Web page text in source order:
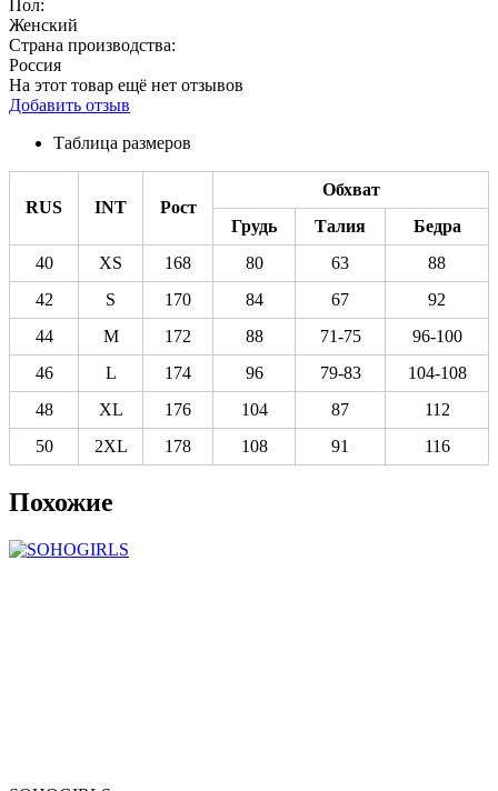
Пол:
Женский
Страна производства:
Россия
На этот товар ещё нет отзывов
Добавить отзыв
Таблица размеров
RUS INT Рост
Обхват
Грудь
Талия
Бедра
40
XS 168 80 63
88
42
S 170 84 67
92
44
M 172 88 71-75
96-100
46
L 174 96 79-83
104-108
48
XL 176 104 87
112
50
2XL 178 108 91 116
Похожие